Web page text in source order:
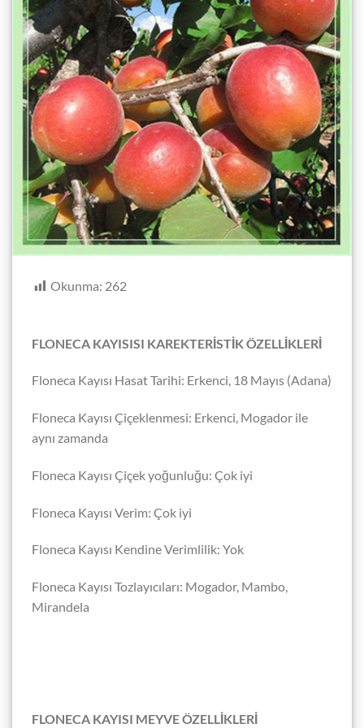
Okunma: 262
FLONECA KAYISISI KAREKTERİSTİK ÖZELLİKLERİ
Floneca Kayısı Hasat Tarihi: Erkenci, 18 Mayıs (Adana)
Floneca Kayısı Çiçeklenmesi: Erkenci, Mogador ile
aynı zamanda
Floneca Kayısı Çiçek yoğunluğu: Çok iyi
Floneca Kayısı Verim: Çok iyi
Floneca Kayısı Kendine Verimlilik: Yok
Floneca Kayısı Tozlayıcıları: Mogador, Mambo,
Mirandela
FLONECA KAYISI MEYVE ÖZELLİKLERİ